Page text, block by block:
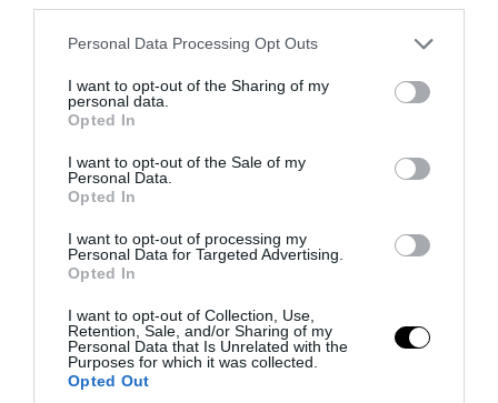
Please note that this website/app uses one or more Google
not limited to your visit or usage behaviour. You may click to
grant or deny consent to Google and its third-party tags to
use your data for below specified purposes in below Google
consent section.
Personal Data Processing Opt Outs
I want to opt-out of the Sharing of my
personal data.
Opted In
I want to opt-out of the Sale of my
Personal Data.
Opted In
I want to opt-out of processing my
Personal Data for Targeted Advertising.
Opted In
I want to opt-out of Collection, Use,
Retention, Sale, and/or Sharing of my
Personal Data that Is Unrelated with the
Purposes for which it was collected.
Opted Out
PRONEWS.GR /ΒΑΛΚΑΝΙΑ
Βίντεο: Αλβανοί πυροσβέστες δίνουν
«μάχη» για να οριοθετήσουν την
πυρκαγιά στη Μαλακάστρα